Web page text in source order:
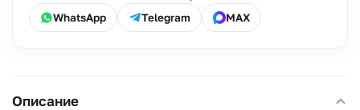
WhatsApp
Telegram MAX
Описание